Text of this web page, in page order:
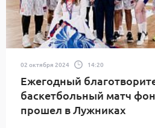
02 октября 2024 14:20
Ежегодный
баскетбольный матч
прошел в Лужниках